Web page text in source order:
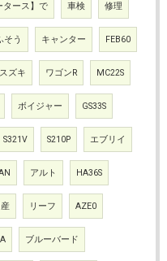
タース】で 車検 修理
そう キャンター FEB60
スズキ ワゴンR MC22S
ボイジャー GS33S
S321V S210P エブリイ
アルト HA36S
リーフ AZE0
ブルーバード